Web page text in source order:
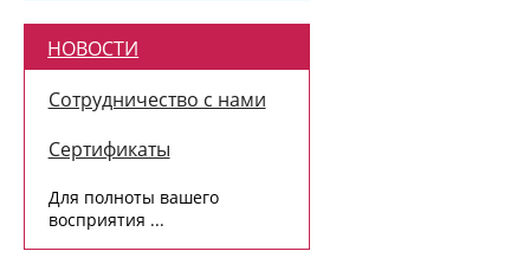
НОВОСТИ
Сотрудничество с нами
Сертификаты
Для полноты вашего
восприятия ...